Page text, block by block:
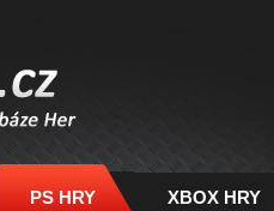
PS HRY XBOX HRY